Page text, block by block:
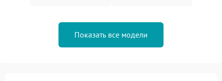
Показать все модели